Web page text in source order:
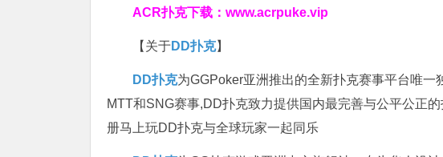
ACR扑克下载： www.acrpuke.vip
【关于DD扑克】
DD扑克为GGPoker亚洲推出的全新扑克赛事平台唯
MTT和SNG赛事,DD扑克致力提供国内最完善与公平公正
册马上玩DD扑克与全球玩家一起同乐